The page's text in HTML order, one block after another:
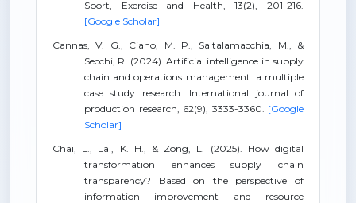
Sport, Exercise and Health, 13(2), 201-216.
[Google Scholar]
Cannas, V. G., Ciano, M. P., Saltalamacchia, M., &
Secchi, R. (2024). Artificial intelligence in supply
chain and operations management: a multiple
case study research. International journal of
production research, 62(9), 3333-3360. [Google
Scholar]
Chai, L., Lai, K. H., & Zong, L. (2025). How digital
transformation enhances supply chain
transparency? Based on the perspective of
information improvement and resource